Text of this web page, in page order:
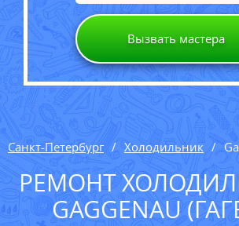
Вызвать мастера
Санкт-Петербург Холодильник
РЕМОНТ
GAGGENAU